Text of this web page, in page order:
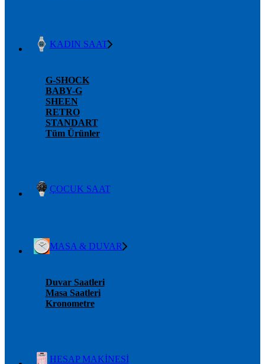
KADIN SAAT
G-SHOCK
BABY-G
SHEEN
RETRO
STANDART
Tüm Ürünler
ÇOCUK SAAT
MASA & DUVAR
Duvar Saatleri
Masa Saatleri
Kronometre
HESAP MAKİNESİ